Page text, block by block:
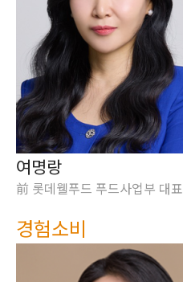
여명랑
前 롯데웰푸드 푸드사업부 대표
경험소비